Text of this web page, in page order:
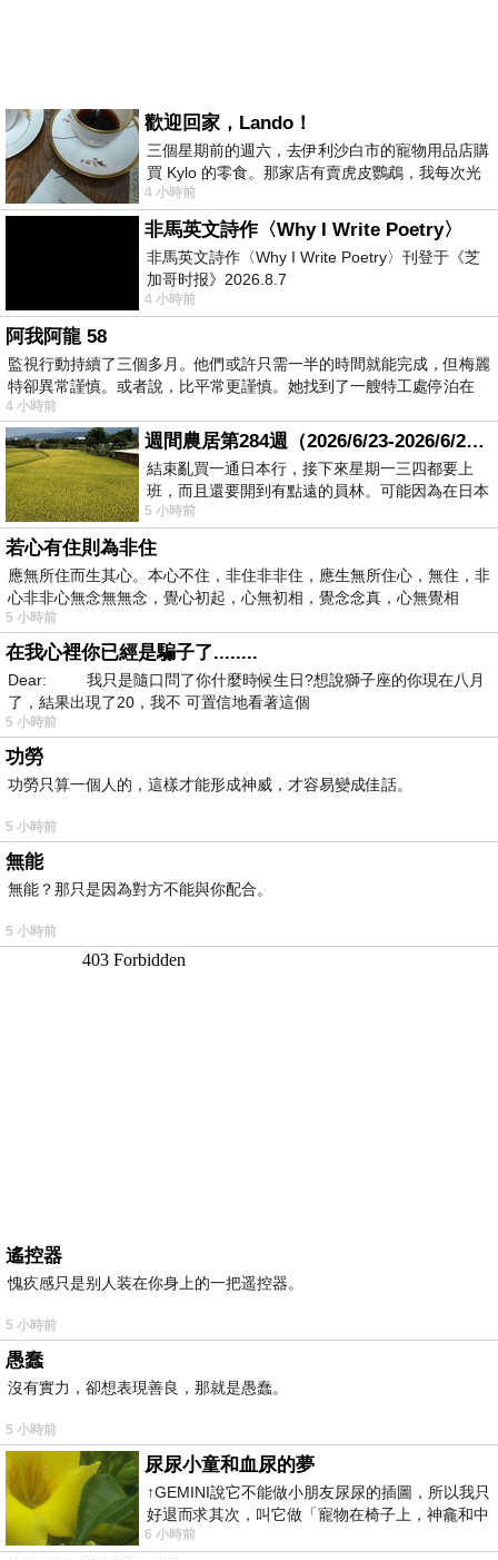
歡迎回家，Lando！
三個星期前的週六，去伊利沙白市的寵物用品店購
買 Kylo 的零食。那家店有賣虎皮鸚鵡，我每次光
顧都會去看一下。他們偶爾會引進 C
4 小時前
非馬英文詩作〈Why I Write Poetry〉
非馬英文詩作〈Why I Write Poetry〉刊登于《芝
加哥时报》2026.8.7
4 小時前
阿我阿龍 58
監視行動持續了三個多月。他們或許只需一半的時間就能完成，但梅麗
特卻異常謹慎。或者說，比平常更謹慎。她找到了一艘特工處停泊在
4 小時前
週間農居第284週（2026/6/23-2026/6/24) 夏至 金黃稻浪洋溢豐收喜悅
結束亂買一通日本行，接下來星期一三四都要上
班，而且還要開到有點遠的員林。可能因為在日本
花不少錢，星期一出門上班時，心裡沒有一
5 小時前
若心有住則為非住
應無所住而生其心。本心不住，非住非非住，應生無所住心，無住，非
心非非心無念無無念，覺心初起，心無初相，覺念念真，心無覺相
5 小時前
在我心裡你已經是騙子了........
Dear: 我只是隨口問了你什麼時候生日?想說獅子座的你現在八月
了，結果出現了20，我不 可置信地看著這個
5 小時前
功勞
功勞只算一個人的，這樣才能形成神威，才容易變成佳話。
5 小時前
無能
無能？那只是因為對方不能與你配合。
5 小時前
遙控器
愧疚感只是别人装在你身上的一把遥控器。
5 小時前
愚蠢
沒有實力，卻想表現善良，那就是愚蠢。
5 小時前
尿尿小童和血尿的夢
↑GEMINI說它不能做小朋友尿尿的插圖，所以我只
好退而求其次，叫它做「寵物在椅子上，神龕和中
年人臉孔」的畫了。 六月底
6 小時前